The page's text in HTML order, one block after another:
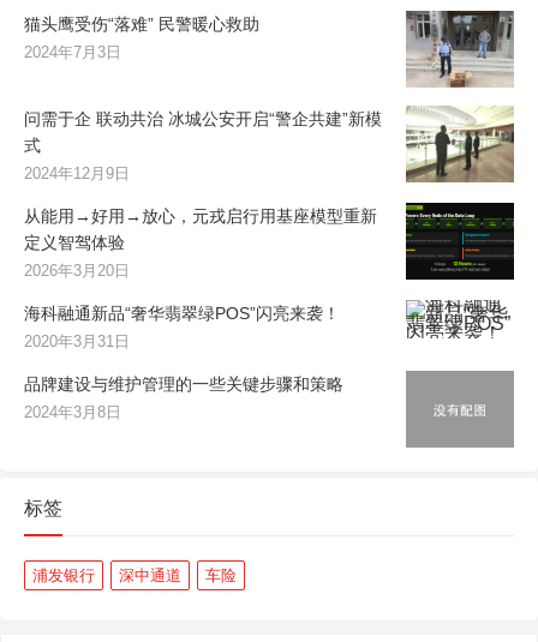
猫头鹰受伤“落难” 民警暖心救助
2024年7月3日
问需于企 联动共治 冰城公安开启“警企共建”新模
式
2024年12月9日
从能用→好用→放心，元戎启行用基座模型重新
定义智驾体验
2026年3月20日
海科融通新品“奢华翡翠绿POS”闪亮来袭！
2020年3月31日
品牌建设与维护管理的一些关键步骤和策略
2024年3月8日
标签
浦发银行 深中通道 车险